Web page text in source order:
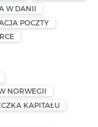
W DANII
POCZTY
NORWEGII
KAPITAŁU